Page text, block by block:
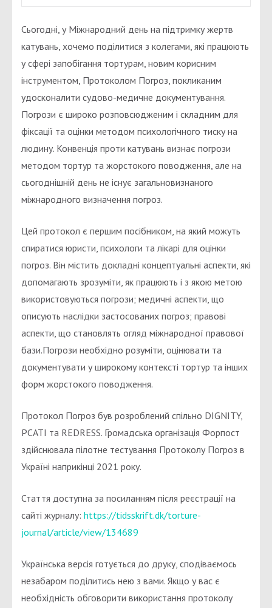
Сьогодні, у Міжнародний день на підтримку жертв
катувань, хочемо поділитися з колегами, які працюють
у сфері запобігання тортурам, новим корисним
інструментом, Протоколом Погроз, покликаним
удосконалити судово-медичне документування.
Погрози є широко розповсюдженим і складним для
фіксації та оцінки методом психологічного тиску на
людину. Конвенція проти катувань визнає погрози
методом тортур та жорстокого поводження, але на
сьогоднішній день не існує загальновизнаного
міжнародного визначення погроз.
Цей протокол є першим посібником, на який можуть
спиратися юристи, психологи та лікарі для оцінки
погроз. Він містить докладні концептуальні аспекти, які
допомагають зрозуміти, як працюють і з якою метою
використовуються погрози; медичні аспекти, що
описують наслідки застосованих погроз; правові
аспекти, що становлять огляд міжнародної правової
бази.Погрози необхідно розуміти, оцінювати та
документувати у широкому контексті тортур та інших
форм жорстокого поводження.
Протокол Погроз був розроблений спільно DIGNITY,
PCATI та REDRESS. Громадська організація Форпост
здійснювала пілотне тестування Протоколу Погроз в
Україні наприкінці 2021 року.
Стаття доступна за посиланням після реєстрації на
сайті журналу: https://tidsskrift.dk/torture-
journal/article/view/134689
Українська версія готується до друку, сподіваємось
незабаром поділитись нею з вами. Якщо у вас є
необхідність обговорити використання протоколу